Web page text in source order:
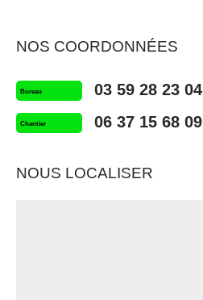
NOS COORDONNÉES
Bureau 03 59 28 23 04
Chantier 06 37 15 68 09
NOUS LOCALISER